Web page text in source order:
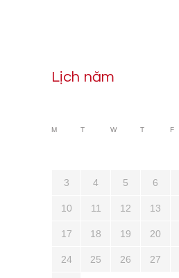
Lịch năm
M T W T F
3 4 5 6
10 11 12 13
17 18 19 20
24 25 26 27